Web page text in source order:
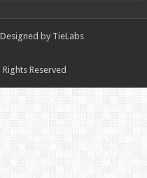
by TieLabs
Reserved